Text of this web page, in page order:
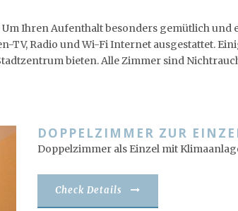
Ihren Aufenthalt besonders gemütlich
TV, Radio und Wi-Fi Internet ausgestattet.
bieten. Alle Zimmer sind
DOPPELZIMMER ZUR
Doppelzimmer als Einzel mit
Check Details